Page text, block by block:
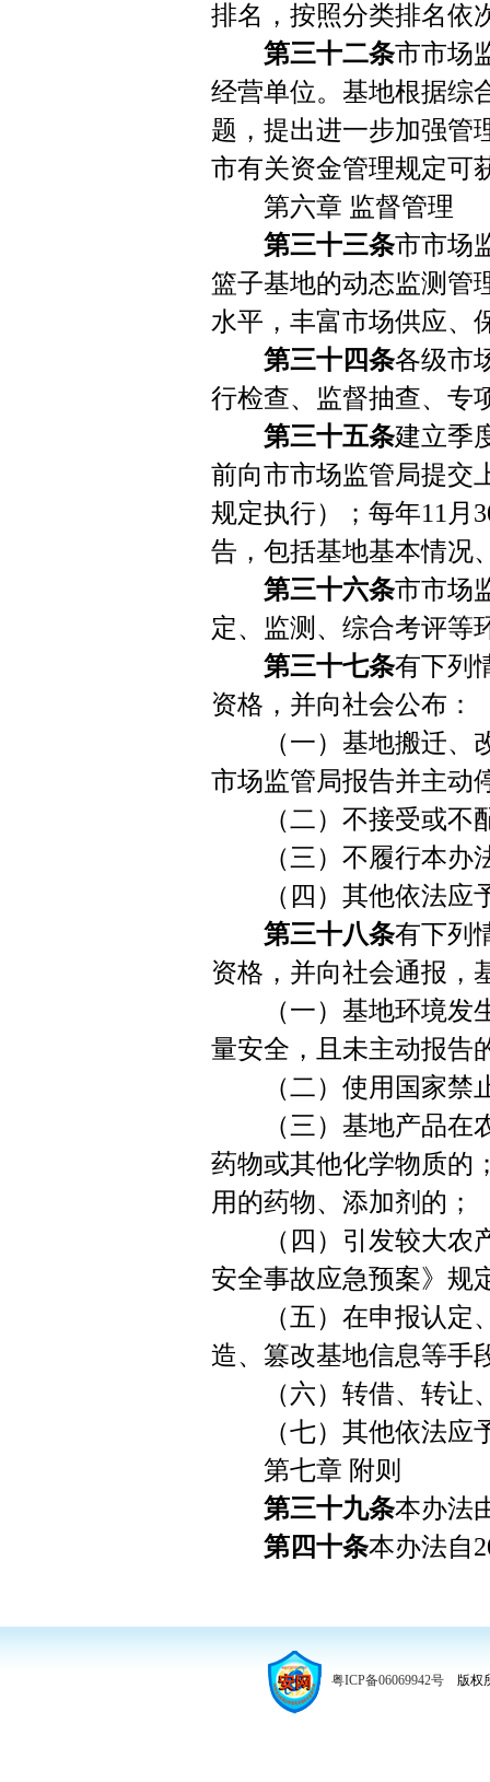
排名，按照分类排名依
第三十二条市市场
经营单位。基地根据综
题，提出进一步加强管
市有关资金管理规定可
第六章 监督管理
第三十三条市市场
篮子基地的动态监测管
水平，丰富市场供应、
第三十四条各级市
行检查、监督抽查、专
第三十五条建立季
前向市市场监管局提交
规定执行）；每年11月
告，包括基地基本情况
第三十六条市市场
定、监测、综合考评等
第三十七条有下列
资格，并向社会公布：
（一）基地搬迁、改
市场监管局报告并主动
（二）不接受或不配
（三）不履行本办
（四）其他依法应
第三十八条有下列
资格，并向社会通报，
（一）基地环境发生
量安全，且未主动报告
（二）使用国家禁止
（三）基地产品在农
药物或其他化学物质的
用的药物、添加剂的；
（四）引发较大农产
安全事故应急预案》规
（五）在申报认定、
造、篡改基地信息等手
（六）转借、转让、
（七）其他依法应予
第七章 附则
第三十九条本办法
第四十条本办法自
粤ICP备06069942号 版权